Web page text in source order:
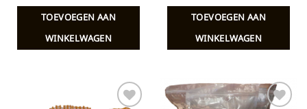
TOEVOEGEN AAN
WINKELWAGEN
TOEVOEGEN AAN
WINKELWAGEN